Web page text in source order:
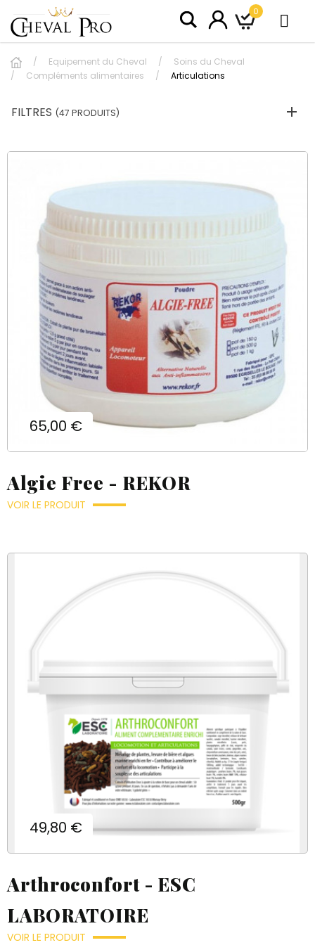
0
Equipement du Cheval
Soins du Cheval
Compléments alimentaires
Articulations
FILTRES (47 PRODUITS)
Prix
65,00 €
Algie Free - REKOR
VOIR LE PRODUIT
Prix
49,80 €
Arthroconfort - ESC
LABORATOIRE
VOIR LE PRODUIT